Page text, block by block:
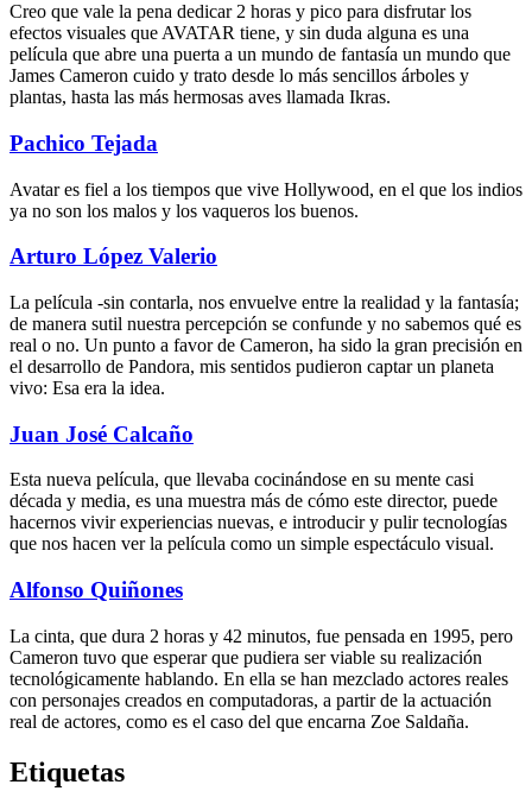
Creo que vale la pena dedicar 2 horas y pico para disfrutar los
efectos visuales que AVATAR tiene, y sin duda alguna es una
película que abre una puerta a un mundo de fantasía un mundo que
James Cameron cuido y trato desde lo más sencillos árboles y
plantas, hasta las más hermosas aves llamada Ikras.
Pachico Tejada
Avatar es fiel a los tiempos que vive Hollywood, en el que los indios
ya no son los malos y los vaqueros los buenos.
Arturo López Valerio
La película -sin contarla, nos envuelve entre la realidad y la fantasía;
de manera sutil nuestra percepción se confunde y no sabemos qué es
real o no. Un punto a favor de Cameron, ha sido la gran precisión en
el desarrollo de Pandora, mis sentidos pudieron captar un planeta
vivo: Esa era la idea.
Juan José Calcaño
Esta nueva película, que llevaba cocinándose en su mente casi
década y media, es una muestra más de cómo este director, puede
hacernos vivir experiencias nuevas, e introducir y pulir tecnologías
que nos hacen ver la película como un simple espectáculo visual.
Alfonso Quiñones
La cinta, que dura 2 horas y 42 minutos, fue pensada en 1995, pero
Cameron tuvo que esperar que pudiera ser viable su realización
tecnológicamente hablando. En ella se han mezclado actores reales
con personajes creados en computadoras, a partir de la actuación
real de actores, como es el caso del que encarna Zoe Saldaña.
Etiquetas